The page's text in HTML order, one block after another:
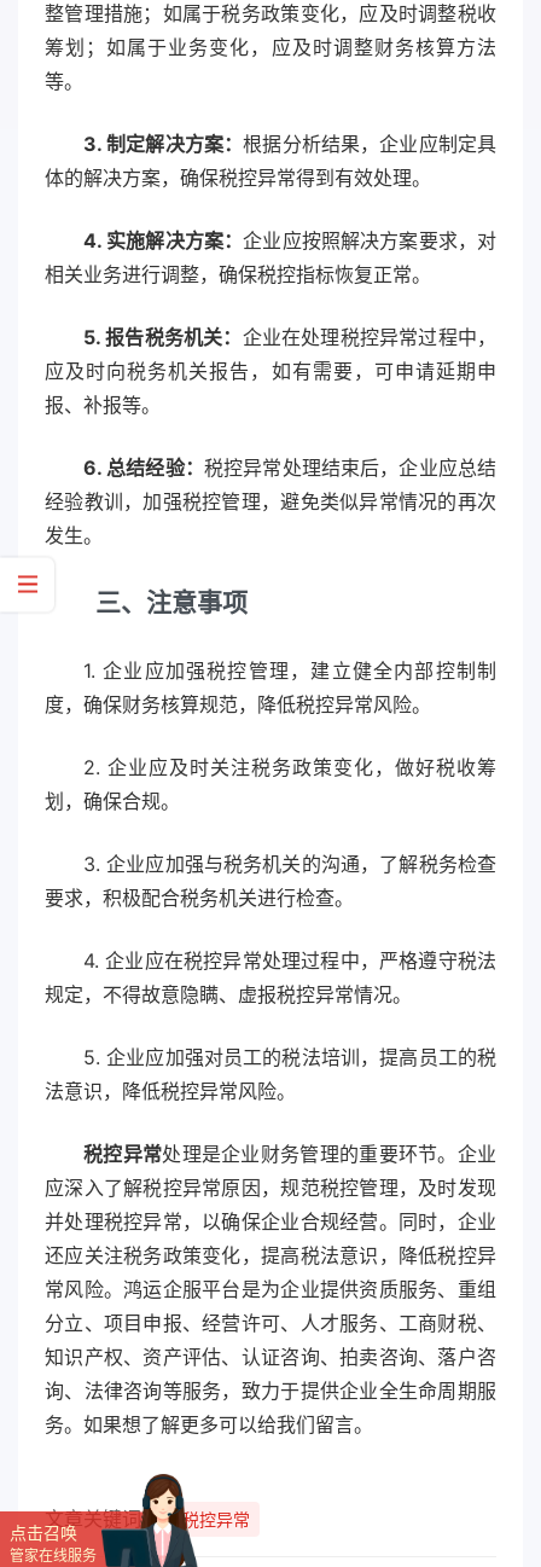
整管理措施；如属于税务政策变化，应及时调整税收
筹划；如属于业务变化，应及时调整财务核算方法
等。
3. 制定解决方案：根据分析结果，企业应制定具
体的解决方案，确保税控异常得到有效处理。
4. 实施解决方案：企业应按照解决方案要求，对
相关业务进行调整，确保税控指标恢复正常。
5. 报告税务机关： 企业在处理税控异常过程中，
应及时向税务机关报告，如有需要，可申请延期申
报、补报等。
6. 总结经验： 税控异常处理结束后，企业应总结
经验教训，加强税控管理，避免类似异常情况的再次
发生。
三、注意事项
1. 企业应加强税控管理，建立健全内部控制制
度，确保财务核算规范，降低税控异常风险。
2. 企业应及时关注税务政策变化，做好税收筹
划，确保合规。
3. 企业应加强与税务机关的沟通，了解税务检查
要求，积极配合税务机关进行检查。
4. 企业应在税控异常处理过程中，严格遵守税法
规定，不得故意隐瞒、虚报税控异常情况。
5. 企业应加强对员工的税法培训，提高员工的税
法意识，降低税控异常风险。
税控异常处理是企业财务管理的重要环节。企业
应深入了解税控异常原因，规范税控管理，及时发现
并处理税控异常，以确保企业合规经营。同时，企业
还应关注税务政策变化，提高税法意识，降低税控异
常风险。鸿运企服平台是为企业提供资质服务、重组
分立、项目申报、经营许可、人才服务、工商财税、
知识产权、资产评估、认证咨询、拍卖咨询、落户咨
询、法律咨询等服务，致力于提供企业全生命周期服
务。如果想了解更多可以给我们留言。
文章关键词： 税控异常
点击召唤
管家在线服务